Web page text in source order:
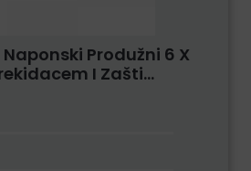
Naponski Produžni 6 X
I Zašti...